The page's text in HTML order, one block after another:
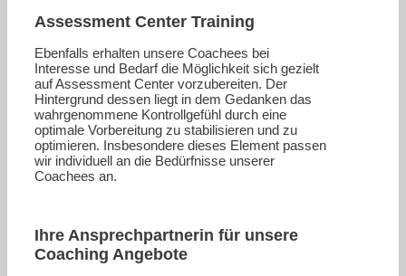
Assessment Center Training
Ebenfalls erhalten unsere Coachees bei
Interesse und Bedarf die Möglichkeit sich gezielt
auf Assessment Center vorzubereiten. Der
Hintergrund dessen liegt in dem Gedanken das
wahrgenommene Kontrollgefühl durch eine
optimale Vorbereitung zu stabilisieren und zu
optimieren. Insbesondere dieses Element passen
wir individuell an die Bedürfnisse unserer
Coachees an.
Ihre Ansprechpartnerin für unsere
Coaching Angebote